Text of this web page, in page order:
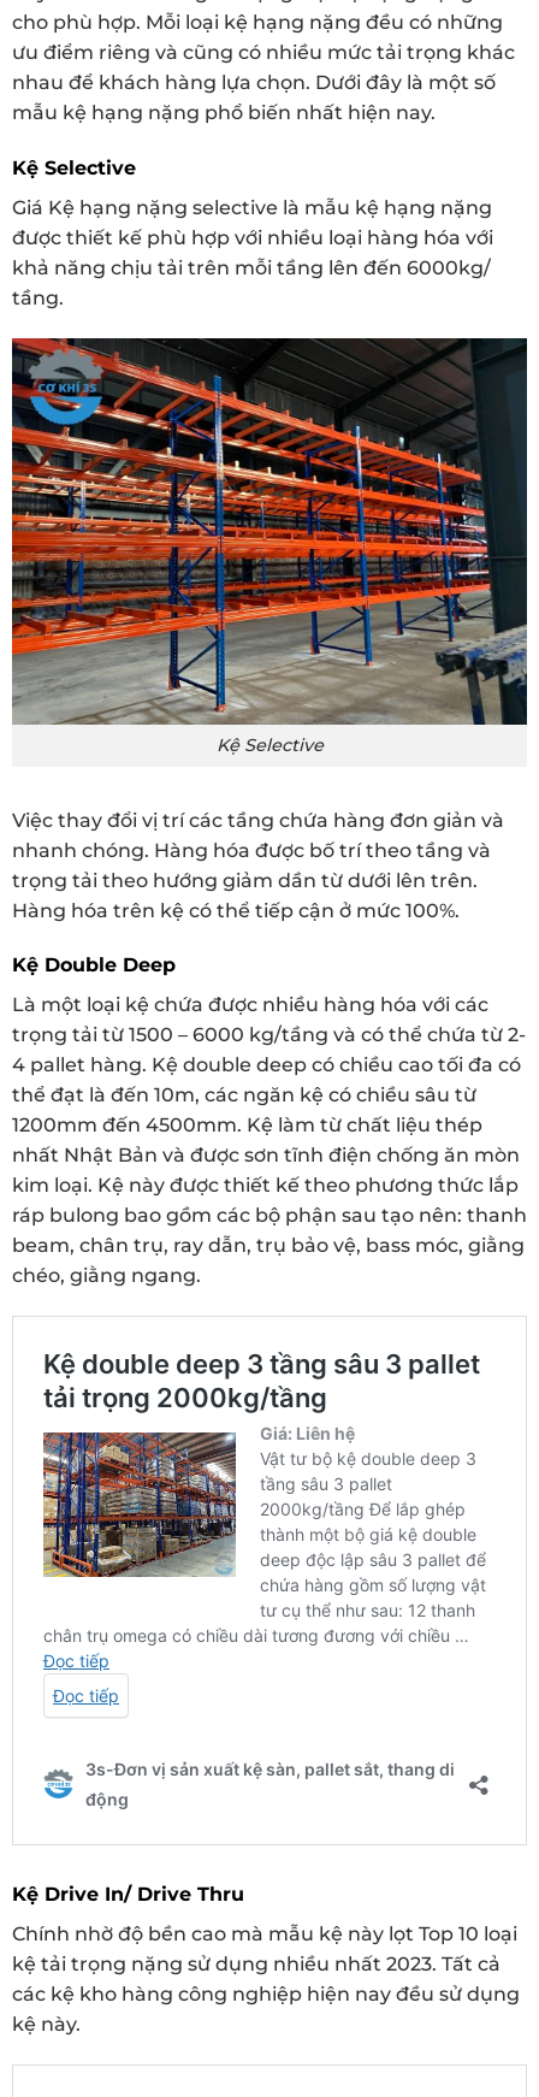
cho phù hợp. Mỗi loại kệ hạng nặng đều có những
ưu điểm riêng và cũng có nhiều mức tải trọng khác
nhau để khách hàng lựa chọn. Dưới đây là một số
mẫu kệ hạng nặng phổ biến nhất hiện nay.
Kệ Selective
Giá Kệ hạng nặng selective là mẫu kệ hạng nặng
được thiết kế phù hợp với nhiều loại hàng hóa với
khả năng chịu tải trên mỗi tầng lên đến 6000kg/
tầng.
Kệ Selective
Việc thay đổi vị trí các tầng chứa hàng đơn giản và
nhanh chóng. Hàng hóa được bố trí theo tầng và
trọng tải theo hướng giảm dần từ dưới lên trên.
Hàng hóa trên kệ có thể tiếp cận ở mức 100%.
Kệ Double Deep
Là một loại kệ chứa được nhiều hàng hóa với các
trọng tải từ 1500 – 6000 kg/tầng và có thể chứa từ 2-
4 pallet hàng. Kệ double deep có chiều cao tối đa có
thể đạt là đến 10m, các ngăn kệ có chiều sâu từ
1200mm đến 4500mm. Kệ làm từ chất liệu thép
nhất Nhật Bản và được sơn tĩnh điện chống ăn mòn
kim loại. Kệ này được thiết kế theo phương thức lắp
ráp bulong bao gồm các bộ phận sau tạo nên: thanh
beam, chân trụ, ray dẫn, trụ bảo vệ, bass móc, giằng
chéo, giằng ngang.
Kệ Drive In/ Drive Thru
Chính nhờ độ bền cao mà mẫu kệ này lọt Top 10 loại
kệ tải trọng nặng sử dụng nhiều nhất 2023. Tất cả
các kệ kho hàng công nghiệp hiện nay đều sử dụng
kệ này.